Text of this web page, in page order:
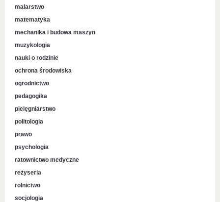
malarstwo
matematyka
mechanika i budowa maszyn
muzykologia
nauki o rodzinie
ochrona środowiska
ogrodnictwo
pedagogika
pielęgniarstwo
politologia
prawo
psychologia
ratownictwo medyczne
reżyseria
rolnictwo
socjologia